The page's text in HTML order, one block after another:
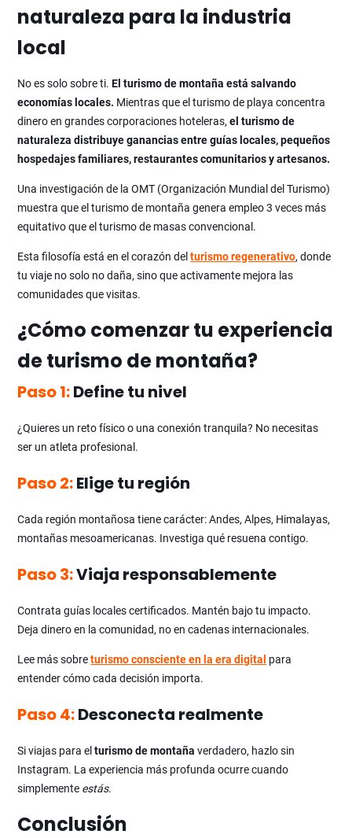
naturaleza para la industria
local
No es solo sobre ti.El turismo de montaña está salvando
economías locales. Mientras que el turismo de playa concentra
dinero en grandes corporaciones hoteleras,el turismo de
naturaleza distribuye ganancias entre guías locales, pequeños
hospedajes familiares, restaurantes comunitarios y artesanos.
Una investigación de la OMT (Organización Mundial del Turismo)
muestra que el turismo de montaña genera empleo 3 veces más
equitativo que el turismo de masas convencional.
Esta filosofía está en el corazón delturismo regenerativo, donde
tu viaje no solo no daña, sino que activamente mejora las
comunidades que visitas.
¿Cómo comenzar tu experiencia
de turismo de montaña?
Paso 1:Define tu nivel
¿Quieres un reto físico o una conexión tranquila? No necesitas
ser un atleta profesional.
Paso 2:Elige tu región
Cada región montañosa tiene carácter: Andes, Alpes, Himalayas,
montañas mesoamericanas. Investiga qué resuena contigo.
Paso 3:Viaja responsablemente
Contrata guías locales certificados. Mantén bajo tu impacto.
Deja dinero en la comunidad, no en cadenas internacionales.
Lee más sobreturismo consciente en la era digital para
entender cómo cada decisión importa.
Paso 4:Desconecta realmente
Si viajas para elturismo de montaña verdadero, hazlo sin
Instagram. La experiencia más profunda ocurre cuando
simplemente estás.
Conclusión